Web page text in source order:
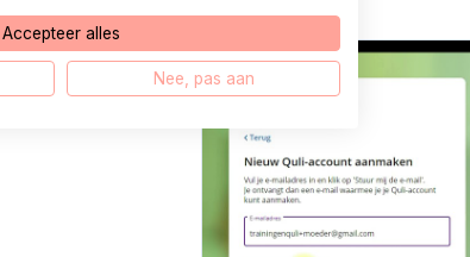
Accepteer alles
Nee, pas aan